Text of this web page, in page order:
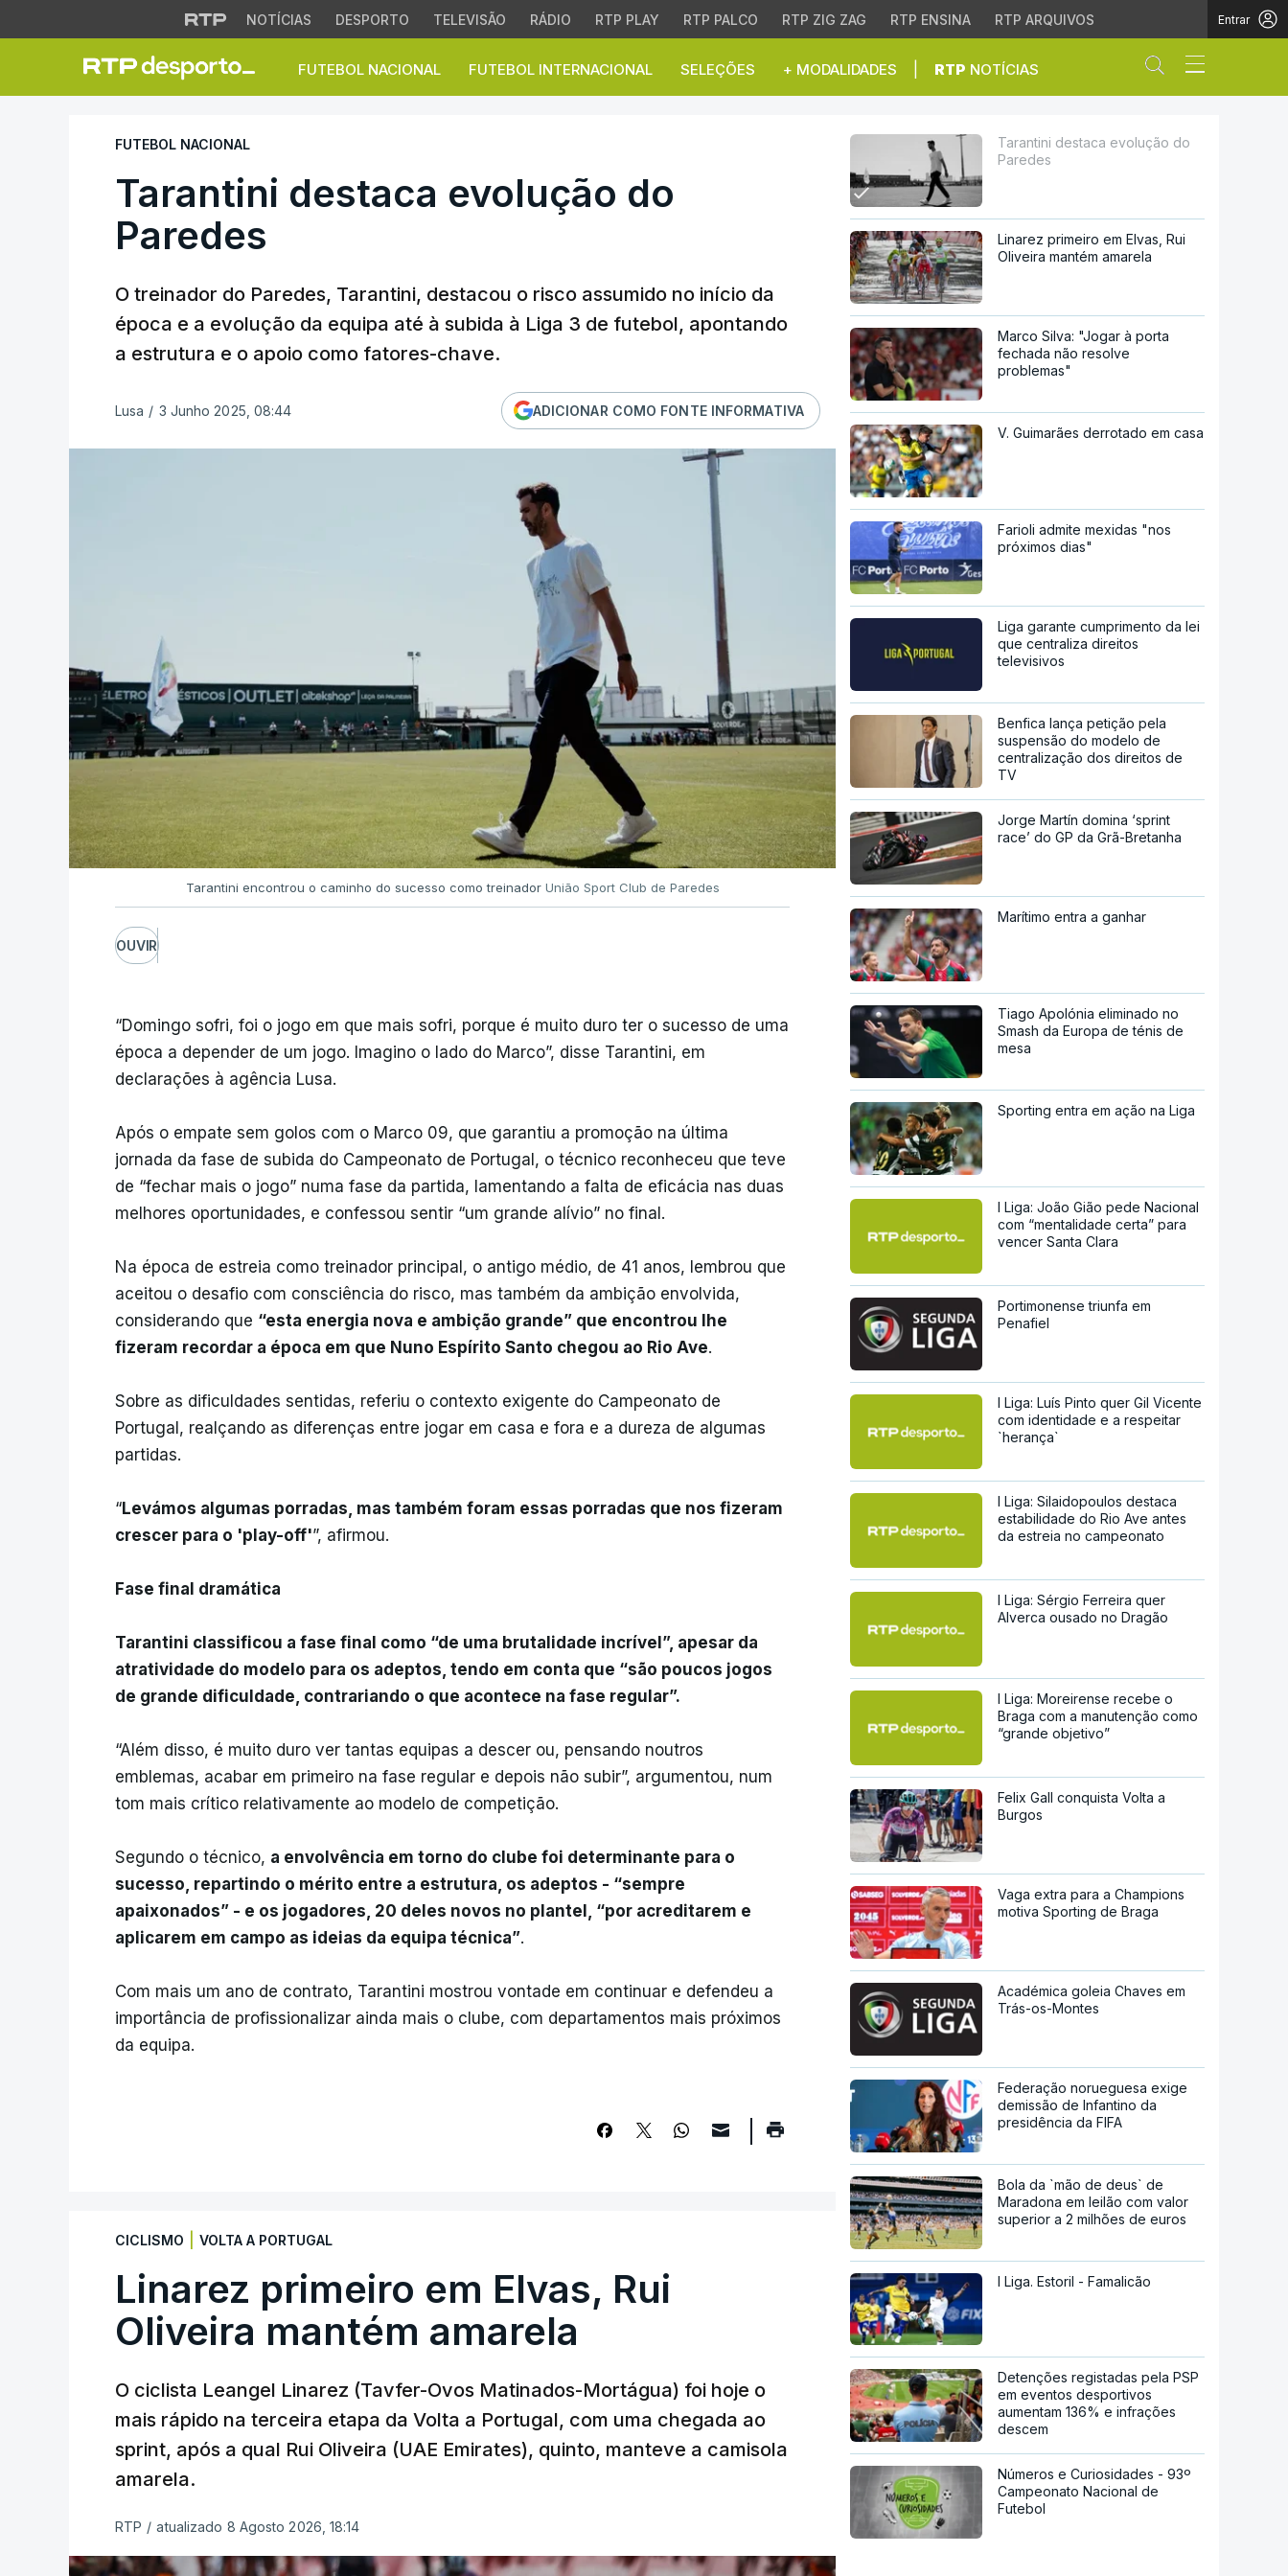
NOTÍCIAS DESPORTO TELEVISÃO RÁDIO RTP PLAY RTP PALCO RTP ZIG ZAG RTP ENSINA RTP ARQUIVOS Entrar
FUTEBOL NACIONAL FUTEBOL INTERNACIONAL SELEÇÕES + MODALIDADES RTP NOTÍCIAS Abrir campo
Tarantini destaca evolução do Paredes
FUTEBOL NACIONAL
Tarantini destaca evolução do
Paredes
O treinador do Paredes, Tarantini, destacou o risco assumido no início da
época e a evolução da equipa até à subida à Liga 3 de futebol, apontando
a estrutura e o apoio como fatores-chave.
Lusa / 3 Junho 2025, 08:44 ADICIONAR COMO FONTE INFORMATIVA
Tarantini encontrou o caminho do sucesso como treinador União Sport Club de Paredes
OUVIR
“Domingo sofri, foi o jogo em que mais sofri, porque é muito duro ter o sucesso de uma
época a depender de um jogo. Imagino o lado do Marco”, disse Tarantini, em
declarações à agência Lusa.
Após o empate sem golos com o Marco 09, que garantiu a promoção na última
jornada da fase de subida do Campeonato de Portugal, o técnico reconheceu que teve
de “fechar mais o jogo” numa fase da partida, lamentando a falta de eficácia nas duas
melhores oportunidades, e confessou sentir “um grande alívio” no final.
Na época de estreia como treinador principal, o antigo médio, de 41 anos, lembrou que
aceitou o desafio com consciência do risco, mas também da ambição envolvida,
considerando que “esta energia nova e ambição grande” que encontrou lhe
fizeram recordar a época em que Nuno Espírito Santo chegou ao Rio Ave.
Sobre as dificuldades sentidas, referiu o contexto exigente do Campeonato de
Portugal, realçando as diferenças entre jogar em casa e fora e a dureza de algumas
partidas.
“Levámos algumas porradas, mas também foram essas porradas que nos fizeram
crescer para o 'play-off'”, afirmou.
Fase final dramática
Tarantini classificou a fase final como “de uma brutalidade incrível”, apesar da
atratividade do modelo para os adeptos, tendo em conta que “são poucos jogos
de grande dificuldade, contrariando o que acontece na fase regular”.
“Além disso, é muito duro ver tantas equipas a descer ou, pensando noutros
emblemas, acabar em primeiro na fase regular e depois não subir”, argumentou, num
tom mais crítico relativamente ao modelo de competição.
Segundo o técnico, a envolvência em torno do clube foi determinante para o
sucesso, repartindo o mérito entre a estrutura, os adeptos - “sempre
apaixonados” - e os jogadores, 20 deles novos no plantel, “por acreditarem e
aplicarem em campo as ideias da equipa técnica”.
Com mais um ano de contrato, Tarantini mostrou vontade em continuar e defendeu a
importância de profissionalizar ainda mais o clube, com departamentos mais próximos
da equipa.
CICLISMO VOLTA A PORTUGAL
Linarez primeiro em Elvas, Rui
Oliveira mantém amarela
O ciclista Leangel Linarez (Tavfer-Ovos Matinados-Mortágua) foi hoje o
mais rápido na terceira etapa da Volta a Portugal, com uma chegada ao
sprint, após a qual Rui Oliveira (UAE Emirates), quinto, manteve a camisola
amarela.
RTP / atualizado 8 Agosto 2026, 18:14
Tarantini destaca evolução do
Paredes
Linarez primeiro em Elvas, Rui
Oliveira mantém amarela
Marco Silva: "Jogar à porta
fechada não resolve
problemas"
V. Guimarães derrotado em casa
Farioli admite mexidas "nos
próximos dias"
Liga garante cumprimento da lei
que centraliza direitos
televisivos
Benfica lança petição pela
suspensão do modelo de
centralização dos direitos de
TV
Jorge Martín domina ‘sprint
race’ do GP da Grã-Bretanha
Marítimo entra a ganhar
Tiago Apolónia eliminado no
Smash da Europa de ténis de
mesa
Sporting entra em ação na Liga
I Liga: João Gião pede Nacional
com “mentalidade certa” para
vencer Santa Clara
Portimonense triunfa em
Penafiel
I Liga: Luís Pinto quer Gil Vicente
com identidade e a respeitar
`herança`
I Liga: Silaidopoulos destaca
estabilidade do Rio Ave antes
da estreia no campeonato
I Liga: Sérgio Ferreira quer
Alverca ousado no Dragão
I Liga: Moreirense recebe o
Braga com a manutenção como
“grande objetivo”
Felix Gall conquista Volta a
Burgos
Vaga extra para a Champions
motiva Sporting de Braga
Académica goleia Chaves em
Trás-os-Montes
Federação norueguesa exige
demissão de Infantino da
presidência da FIFA
Bola da `mão de deus` de
Maradona em leilão com valor
superior a 2 milhões de euros
I Liga. Estoril - Famalicão
Detenções registadas pela PSP
em eventos desportivos
aumentam 136% e infrações
descem
Números e Curiosidades - 93º
Campeonato Nacional de
Futebol